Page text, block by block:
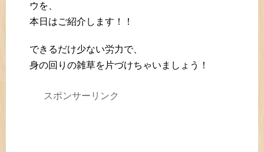
ウを、
本日はご紹介します！！
できるだけ少ない労力で、
身の回りの雑草を片づけちゃいましょう！
スポンサーリンク